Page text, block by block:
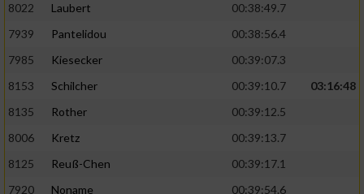
8022
Laubert
00:38:49.7
7939
Pantelidou
00:38:56.4
7985
Kiesecker
00:39:07.3
8153
Schilcher 00:39:10.7
03:16:48
8135
Rother
00:39:12.5
8006
Kretz
00:39:13.7
8125
Reuß-Chen
00:39:17.1
7920
Noname 00:39:54.6